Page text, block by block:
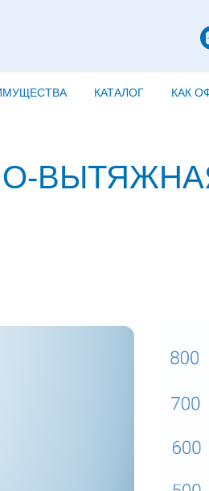
КАТАЛОГ КАК